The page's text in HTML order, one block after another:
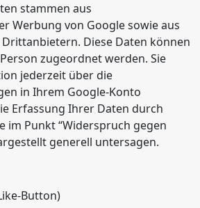
stammen aus
Werbung von Google sowie aus
Diese Daten können
zugeordnet werden. Sie
jederzeit über die
in Ihrem Google-Konto
Erfassung Ihrer Daten durch
im Punkt “Widerspruch gegen
generell untersagen.
Button)